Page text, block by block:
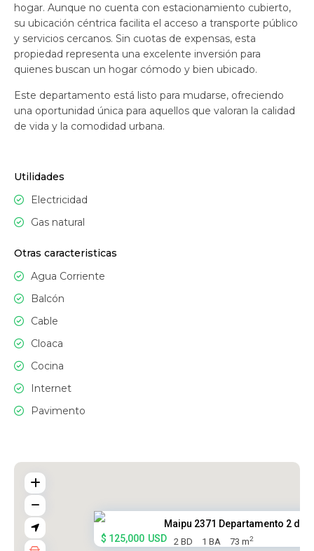
hogar. Aunque no cuenta con estacionamiento cubierto,
su ubicación céntrica facilita el acceso a transporte público
y servicios cercanos. Sin cuotas de expensas, esta
propiedad representa una excelente inversión para
quienes buscan un hogar cómodo y bien ubicado.
Este departamento está listo para mudarse, ofreciendo
una oportunidad única para aquellos que valoran la calidad
de vida y la comodidad urbana.
Utilidades
Electricidad
Gas natural
Otras caracteristicas
Agua Corriente
Balcón
Cable
Cloaca
Cocina
Internet
Pavimento
Maipu 2371 Departamento 2
$ 125,000 USD 2 BD 1 BA 73 m2